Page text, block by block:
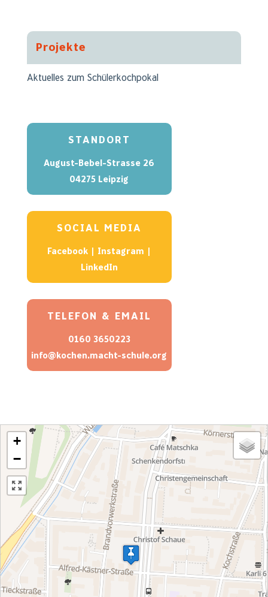
Projekte
Aktuelles zum Schülerkochpokal
STANDORT
August-Bebel-Strasse 26
04275 Leipzig
SOCIAL MEDIA
Facebook| Instagram
LinkedIn
TELEFON & EMAIL
0160 3650223
info@kochen.macht-schule.org
+
−